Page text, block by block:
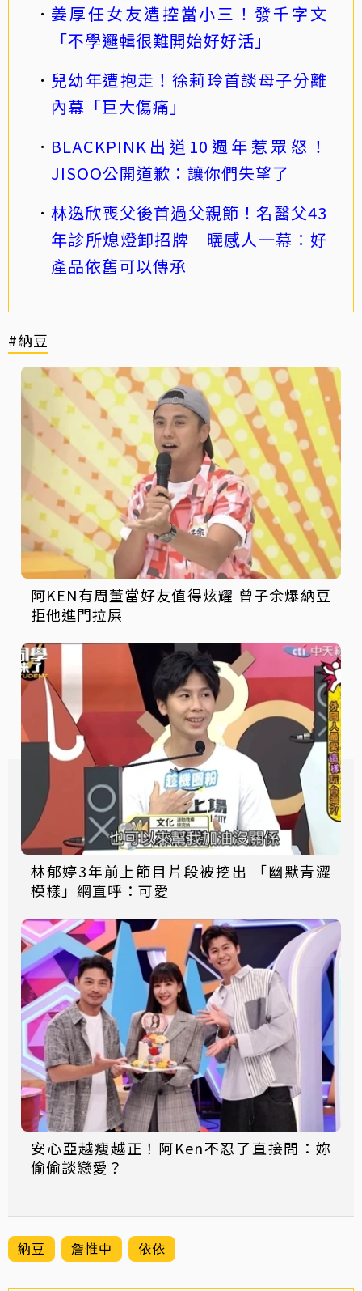
姜厚任女友遭控當小三！發千字文
「不學邏輯很難開始好好活」
兒幼年遭抱走！徐莉玲首談母子分離
內幕「巨大傷痛」
BLACKPINK出道10週年惹眾怒！
JISOO公開道歉：讓你們失望了
林逸欣喪父後首過父親節！名醫父43
年診所熄燈卸招牌 曬感人一幕：好
產品依舊可以傳承
#納豆
阿KEN有周董當好友值得炫耀 曾子余爆納豆
拒他進門拉屎
林郁婷3年前上節目片段被挖出 「幽默青澀
模樣」網直呼：可愛
安心亞越瘦越正！阿Ken不忍了直接問：妳
偷偷談戀愛？
納豆 詹惟中 依依